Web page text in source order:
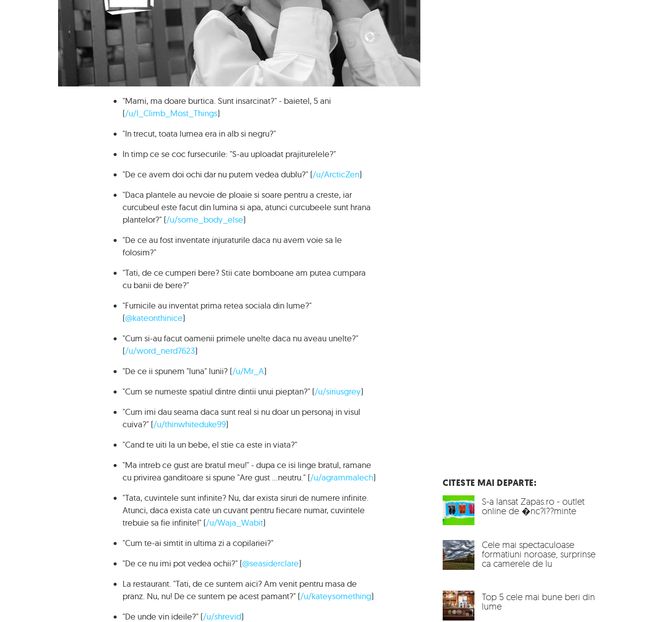
"Mami, ma doare burtica. Sunt insarcinat?" - baietel, 5 ani
(/u/I_Climb_Most_Things)
"In trecut, toata lumea era in alb si negru?"
In timp ce se coc fursecurile: "S-au uploadat prajiturelele?"
"De ce avem doi ochi dar nu putem vedea dublu?" (/u/ArcticZen)
"Daca plantele au nevoie de ploaie si soare pentru a creste, iar
curcubeul este facut din lumina si apa, atunci curcubeele sunt hrana
plantelor?" (/u/some_body_else)
"De ce au fost inventate injuraturile daca nu avem voie sa le
folosim?"
"Tati, de ce cumperi bere? Stii cate bomboane am putea cumpara
cu banii de bere?"
"Furnicile au inventat prima retea sociala din lume?"
(@kateonthinice)
"Cum si-au facut oamenii primele unelte daca nu aveau unelte?"
(/u/word_nerd7623)
"De ce ii spunem "luna" lunii? (/u/Mr_A)
"Cum se numeste spatiul dintre dintii unui pieptan?" (/u/siriusgrey)
"Cum imi dau seama daca sunt real si nu doar un personaj in visul
cuiva?" (/u/thinwhiteduke99)
"Cand te uiti la un bebe, el stie ca este in viata?"
"Ma intreb ce gust are bratul meu!" - dupa ce isi linge bratul, ramane
cu privirea ganditoare si spune "Are gust ...neutru." (/u/agrammalech)
"Tata, cuvintele sunt infinite? Nu, dar exista siruri de numere infinite.
Atunci, daca exista cate un cuvant pentru fiecare numar, cuvintele
trebuie sa fie infinite!" (/u/Waja_Wabit)
"Cum te-ai simtit in ultima zi a copilariei?"
"De ce nu imi pot vedea ochii?" (@seasiderclare)
La restaurant. "Tati, de ce suntem aici? Am venit pentru masa de
pranz. Nu, nu! De ce suntem pe acest pamant?" (/u/kateysomething)
"De unde vin ideile?" (/u/shrevid)
CITESTE MAI DEPARTE:
S-a lansat Zapas.ro - outlet
online de �nc?l??minte
Cele mai spectaculoase
formatiuni noroase, surprinse
ca camerele de lu
Top 5 cele mai bune beri din
lume